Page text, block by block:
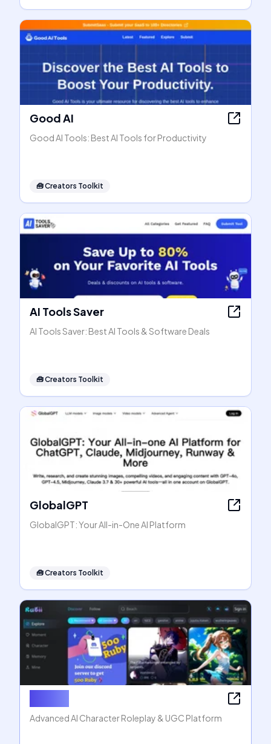
Good AI
Good AI Tools: Best AI Tools for Productivity
🧰Creators Toolkit
AI Tools Saver
AI Tools Saver: Best AI Tools & Software Deals
🧰Creators Toolkit
GlobalGPT
GlobalGPT: Your All-in-One AI Platform
🧰Creators Toolkit
Advanced AI Character Roleplay & UGC Platform